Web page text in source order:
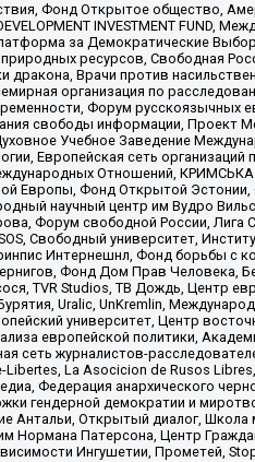
Фонд Открытое общество,
INVESTMENT FUND,
за Демократические
ресурсов, Свободная
Врачи против
организация по
Форум русскоязычных
свободы информации, Проект
Учебное Заведение
Европейская сеть
Отношений,
Европы, Фонд Открытой Эстонии,
научный центр им Вудро
Форум свободной России,
Свободный университет,
Интернешнл, Фонд борьбы с
Фонд Дом Прав Человека,
TVR Studios, ТВ Дождь, Центр
Uralic, UnKremlin,
университет, Центр
европейской политики,
журналистов-
La Asocicion de Rusos
Федерация анархического
гендерной демократии и
Антальи, Открытый диалог,
Нормана Патерсона, Центр
Ингушетии, Прометей,